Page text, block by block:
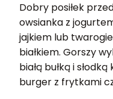
Dobry posiłek
owsianka z
jajkiem lub
białkiem. Gorszy
białą bułką i
burger z frytkami